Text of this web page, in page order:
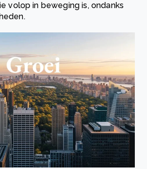
volop in beweging is, ondanks